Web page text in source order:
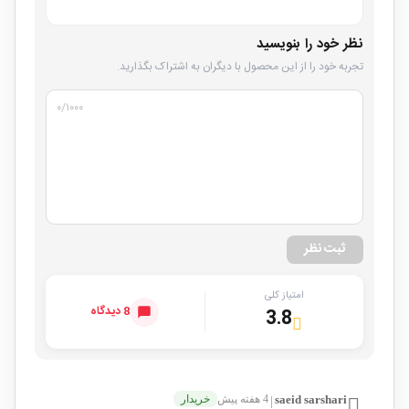
نظر خود را بنویسید
تجربه خود را از این محصول با دیگران به اشتراک بگذارید.
۰/۱۰۰۰
ثبت نظر
امتیاز کلی
3.8 8 دیدگاه
saeid sarshari 4 هفته پیش خریدار